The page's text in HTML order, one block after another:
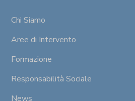
Chi Siamo
Aree di Intervento
Formazione
Responsabilità Sociale
News